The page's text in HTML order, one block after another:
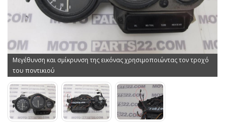
Μεγέθυνση και σμίκρυνση της εικόνας χρησιμοποιώντας τον τροχό
του ποντικιού